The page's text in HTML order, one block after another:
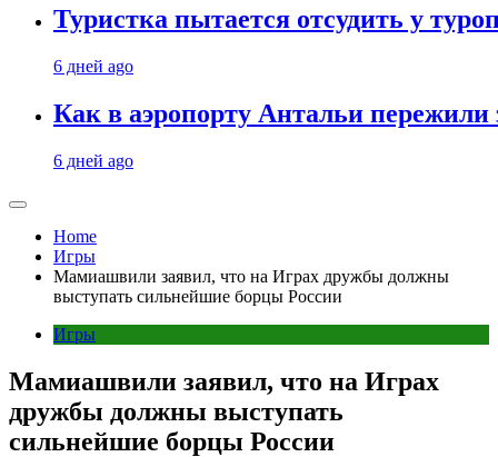
Туристка пытается отсудить у
6 дней ago
Как в аэропорту Антальи
6 дней ago
Home
Игры
Мамиашвили заявил, что на Играх дружбы должны
выступать сильнейшие борцы России
Игры
Мамиашвили заявил, что на Играх
дружбы должны выступать
сильнейшие борцы России